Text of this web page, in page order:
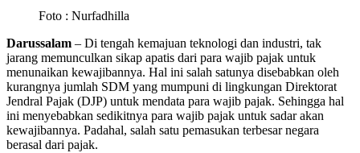
Foto : Nurfadhilla
Darussalam – Di tengah kemajuan teknologi dan industri, tak
jarang memunculkan sikap apatis dari para wajib pajak untuk
menunaikan kewajibannya. Hal ini salah satunya disebabkan oleh
kurangnya jumlah SDM yang mumpuni di lingkungan Direktorat
Jendral Pajak (DJP) untuk mendata para wajib pajak. Sehingga hal
ini menyebabkan sedikitnya para wajib pajak untuk sadar akan
kewajibannya. Padahal, salah satu pemasukan terbesar negara
berasal dari pajak.